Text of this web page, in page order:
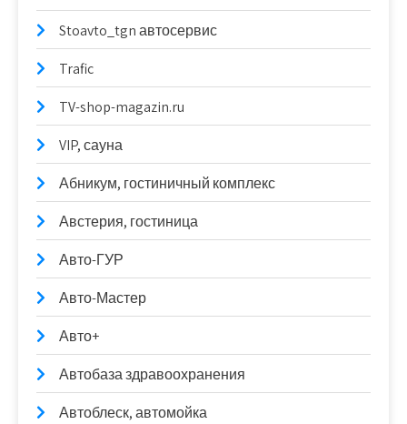
Stoavto_tgn автосервис
Trafic
TV-shop-magazin.ru
VIP, сауна
Абникум, гостиничный комплекс
Австерия, гостиница
Авто-ГУР
Авто-Мастер
Авто+
Автобаза здравоохранения
Автоблеск, автомойка